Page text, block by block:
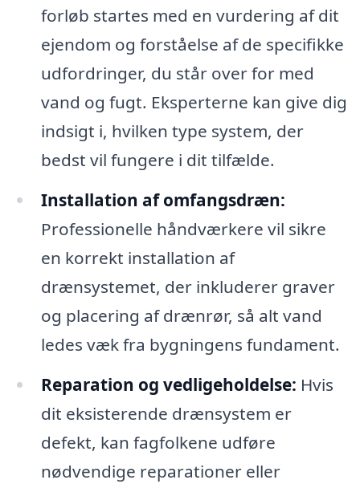
forløb startes med en vurdering af dit
ejendom og forståelse af de specifikke
udfordringer, du står over for med
vand og fugt. Eksperterne kan give dig
indsigt i, hvilken type system, der
bedst vil fungere i dit tilfælde.
Installation af omfangsdræn:
Professionelle håndværkere vil sikre
en korrekt installation af
drænsystemet, der inkluderer graver
og placering af drænrør, så alt vand
ledes væk fra bygningens fundament.
Reparation og vedligeholdelse: Hvis
dit eksisterende drænsystem er
defekt, kan fagfolkene udføre
nødvendige reparationer eller